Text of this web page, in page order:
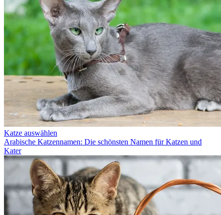
Katze auswählen
Arabische Katzennamen: Die schönsten Namen für Katzen und
Kater